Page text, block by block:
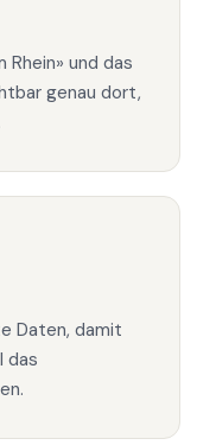
und das
genau dort,
Daten, damit
das